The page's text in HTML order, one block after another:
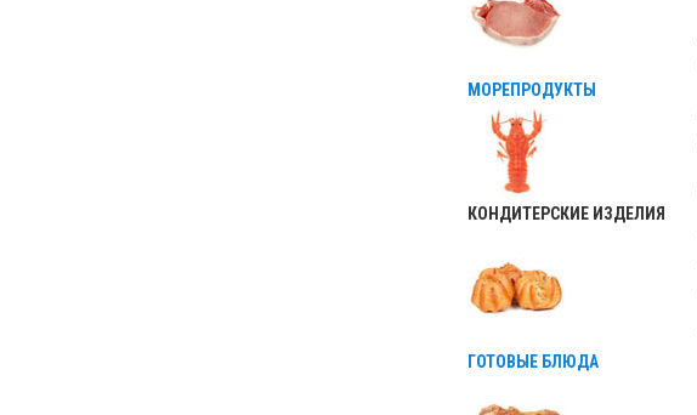
МОРЕПРОДУКТЫ
КОНДИТЕРСКИЕ ИЗДЕЛИЯ
ГОТОВЫЕ БЛЮДА